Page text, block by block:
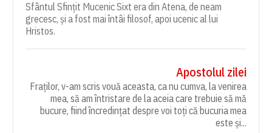
Sfântul Sfințit Mucenic Sixt era din Atena, de neam
grecesc, și a fost mai întâi filosof, apoi ucenic al lui
Hristos.
Apostolul zilei
Fraților, v-am scris vouă aceasta, ca nu cumva, la venirea
mea, să am întristare de la aceia care trebuie să mă
bucure, fiind încredințat despre voi toți că bucuria mea
este și...